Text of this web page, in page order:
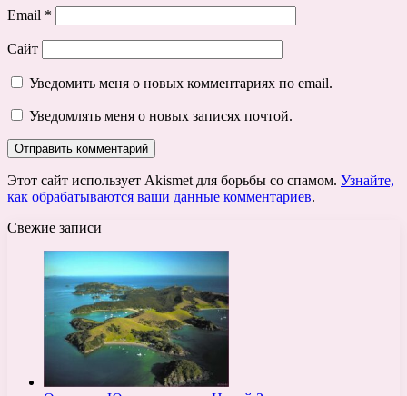
Email *
Сайт
Уведомить меня о новых комментариях по email.
Уведомлять меня о новых записях почтой.
Этот сайт использует Akismet для борьбы со спамом. Узнайте,
как обрабатываются ваши данные комментариев.
Свежие записи